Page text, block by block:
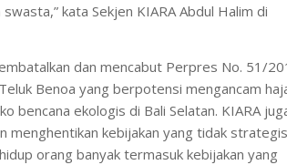
kata Sekjen KIARA Abdul Halim di
dan mencabut Perpres No. 51/
Benoa yang berpotensi mengancam
bencana ekologis di Bali Selatan. KIARA
menghentikan kebijakan yang tidak strategis
orang banyak termasuk kebijakan yang